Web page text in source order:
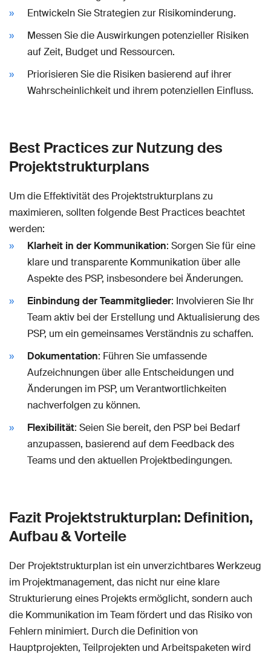
Entwickeln Sie Strategien zur Risikominderung.
Messen Sie die Auswirkungen potenzieller Risiken
auf Zeit, Budget und Ressourcen.
Priorisieren Sie die Risiken basierend auf ihrer
Wahrscheinlichkeit und ihrem potenziellen Einfluss.
Best Practices zur Nutzung des
Projektstrukturplans
Um die Effektivität des Projektstrukturplans zu
maximieren, sollten folgende Best Practices beachtet
werden:
Klarheit in der Kommunikation: Sorgen Sie für eine
klare und transparente Kommunikation über alle
Aspekte des PSP, insbesondere bei Änderungen.
Einbindung der Teammitglieder: Involvieren Sie Ihr
Team aktiv bei der Erstellung und Aktualisierung des
PSP, um ein gemeinsames Verständnis zu schaffen.
Dokumentation: Führen Sie umfassende
Aufzeichnungen über alle Entscheidungen und
Änderungen im PSP, um Verantwortlichkeiten
nachverfolgen zu können.
Flexibilität: Seien Sie bereit, den PSP bei Bedarf
anzupassen, basierend auf dem Feedback des
Teams und den aktuellen Projektbedingungen.
Fazit Projektstrukturplan: Definition,
Aufbau & Vorteile
Der Projektstrukturplan ist ein unverzichtbares Werkzeug
im Projektmanagement, das nicht nur eine klare
Strukturierung eines Projekts ermöglicht, sondern auch
die Kommunikation im Team fördert und das Risiko von
Fehlern minimiert. Durch die Definition von
Hauptprojekten, Teilprojekten und Arbeitspaketen wird